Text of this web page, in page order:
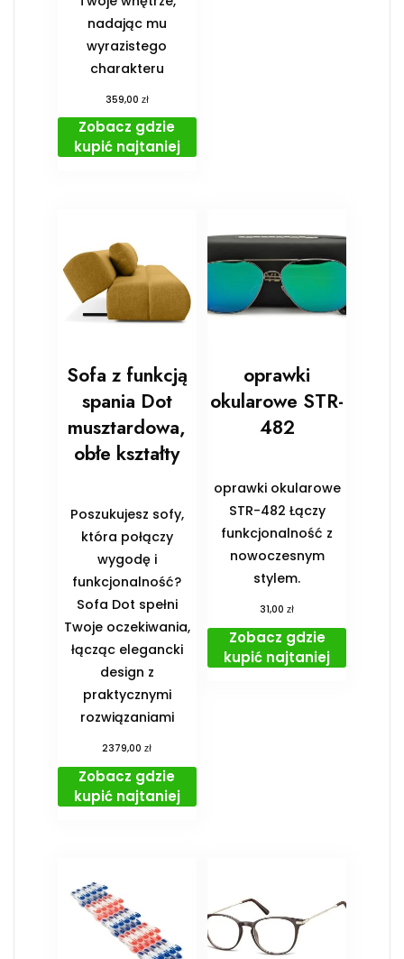
nadając mu
wyrazistego
charakteru
359,00 zł
Zobacz gdzie
kupić najtaniej
Sofa z funkcją
spania Dot
musztardowa,
obłe kształty
Poszukujesz sofy,
która połączy
wygodę i
funkcjonalność?
Sofa Dot spełni
Twoje oczekiwania,
łącząc elegancki
design z
praktycznymi
rozwiązaniami
2379,00zł
Zobacz gdzie
kupić najtaniej
oprawki
okularowe STR-
482
oprawki okularowe
STR-482 Łączy
funkcjonalność z
nowoczesnym
stylem.
31,00zł
Zobacz gdzie
kupić najtaniej